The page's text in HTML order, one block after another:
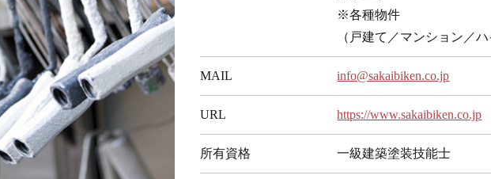
※各種物件
（戸建て／マンション／
MAIL info@sakaibiken.co.jp
URL https://www.sakaibiken.co.jp​
所有資格 一級建築塗装技能士